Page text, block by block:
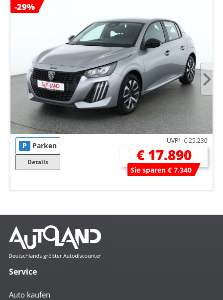
-29%
P Parken
Details
UVP1 € 25.230
€ 17.890
Sie sparen € 7.340
Service
Auto kaufen